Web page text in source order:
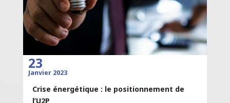
23
Janvier 2023
Crise énergétique : le positionnement de
l’U2P